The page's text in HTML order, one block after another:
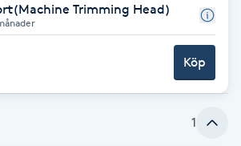
Trimming Head)
Köp
1